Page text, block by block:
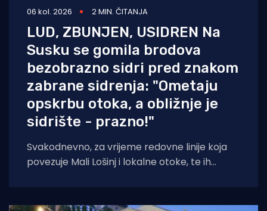
06 kol. 2026 2 MIN. ČITANJA
LUD, ZBUNJEN, USIDREN Na
Susku se gomila brodova
bezobrazno sidri pred znakom
zabrane sidrenja: "Ometaju
opskrbu otoka, a obližnje je
sidrište - prazno!"
Svakodnevno, za vrijeme redovne linije koja
povezuje Mali Lošinj i lokalne otoke, te ih